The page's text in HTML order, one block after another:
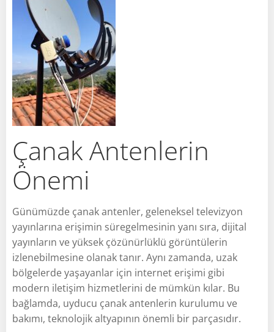
Çanak Antenlerin
Önemi
Günümüzde çanak antenler, geleneksel televizyon
yayınlarına erişimin süregelmesinin yanı sıra, dijital
yayınların ve yüksek çözünürlüklü görüntülerin
izlenebilmesine olanak tanır. Aynı zamanda, uzak
bölgelerde yaşayanlar için internet erişimi gibi
modern iletişim hizmetlerini de mümkün kılar. Bu
bağlamda, uyducu çanak antenlerin kurulumu ve
bakımı, teknolojik altyapının önemli bir parçasıdır.